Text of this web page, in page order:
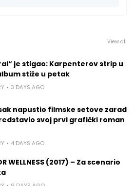
View all
je stigao: Karpenterov strip u
stiže u petak
3 DAYS AGO
napustio filmske setove zarad
svoj prvi grafički roman
4 DAYS AGO
WELLNESS (2017) – Za scenario